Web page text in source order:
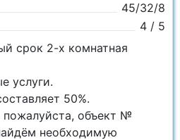
45/32/8
4 / 5
срок 2-х комнатная
услуги.
50%.
пожалуйста, объект №
необходимую